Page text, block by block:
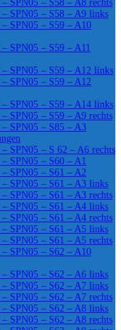
SPN05 – S58 – A8 rechts
SPN05 – S58 – A9 links
SPN05 – S59 – A10
SPN05 – S59 – A11
SPN05 – S59 – A12 links
SPN05 – S59 – A12
SPN05 – S59 – A14 links
SPN05 – S59 – A9 rechts
SPN05 – S85 – A3
SPN05 – S 62 – A6 rechts
SPN05 – S60 – A1
SPN05 – S61 – A2
SPN05 – S61 – A3 links
SPN05 – S61 – A3 rechts
SPN05 – S61 – A4 links
SPN05 – S61 – A4 rechts
SPN05 – S61 – A5 links
SPN05 – S61 – A5 rechts
SPN05 – S62 – A10
SPN05 – S62 – A6 links
SPN05 – S62 – A7 links
SPN05 – S62 – A7 rechts
SPN05 – S62 – A8 links
SPN05 – S62 – A8 rechts